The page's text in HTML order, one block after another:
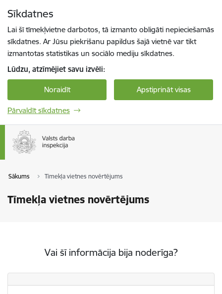
Sīkdatnes
Lai šī tīmekļvietne darbotos, tā izmanto obligāti nepieciešamās
sīkdatnes. Ar Jūsu piekrišanu papildus šajā vietnē var tikt
izmantotas statistikas un sociālo mediju sīkdatnes.
Lūdzu, atzīmējiet savu izvēli:
Noraidīt Apstiprināt visas
Pārvaldīt sīkdatnes
Sākums Tīmekļa vietnes novērtējums
Tīmekļa vietnes novērtējums
Vai šī informācija bija noderīga?
Vai šī informācija bija noderīga?